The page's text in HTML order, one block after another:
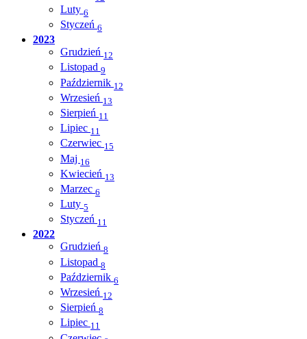
Luty 6
Styczeń 6
2023
Grudzień 12
Listopad 9
Październik 12
Wrzesień 13
Sierpień 11
Lipiec 11
Czerwiec 15
Maj 16
Kwiecień 13
Marzec 6
Luty 5
Styczeń 11
2022
Grudzień 8
Listopad 8
Październik 6
Wrzesień 12
Sierpień 8
Lipiec 11